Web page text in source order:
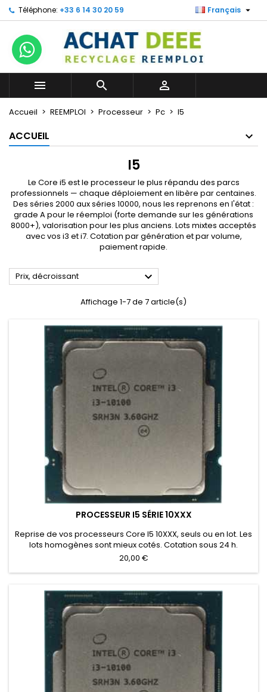
Téléphone: +33 6 14 30 20 59 Français 
  
Accueil REEMPLOI Processeur Pc I5
ACCUEIL
I5
Le Core i5 est le processeur le plus répandu des parcs
professionnels — chaque déploiement en libère par centaines.
Des séries 2000 aux séries 10000, nous les reprenons en l'état :
grade A pour le réemploi (forte demande sur les générations
8000+), valorisation pour les plus anciens. Lots mixtes acceptés
avec vos i3 eti7. Cotation par génération et par volume,
paiement rapide.
Prix, décroissant 
Affichage 1-7 de 7 article(s)
PROCESSEUR I5 SÉRIE 10XXX
Reprise de vos processeurs Core I5 10XXX, seuls ou en lot. Les
lots homogènes sont mieux cotés. Cotation sous 24 h.
20,00 €